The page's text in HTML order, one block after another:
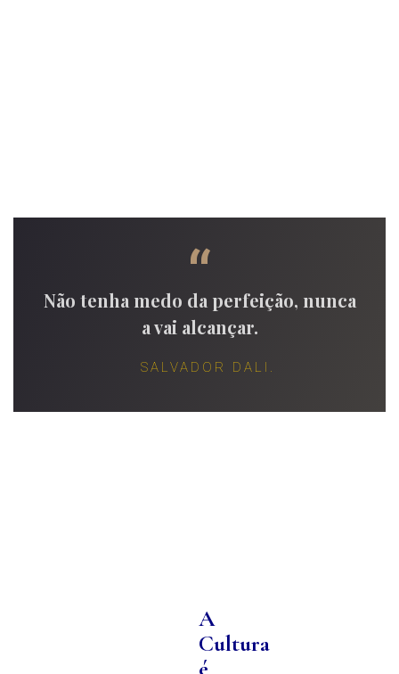
“
Não tenha medo da perfeição, nunca
a vai alcançar.
SALVADOR DALI.
A
Cultura